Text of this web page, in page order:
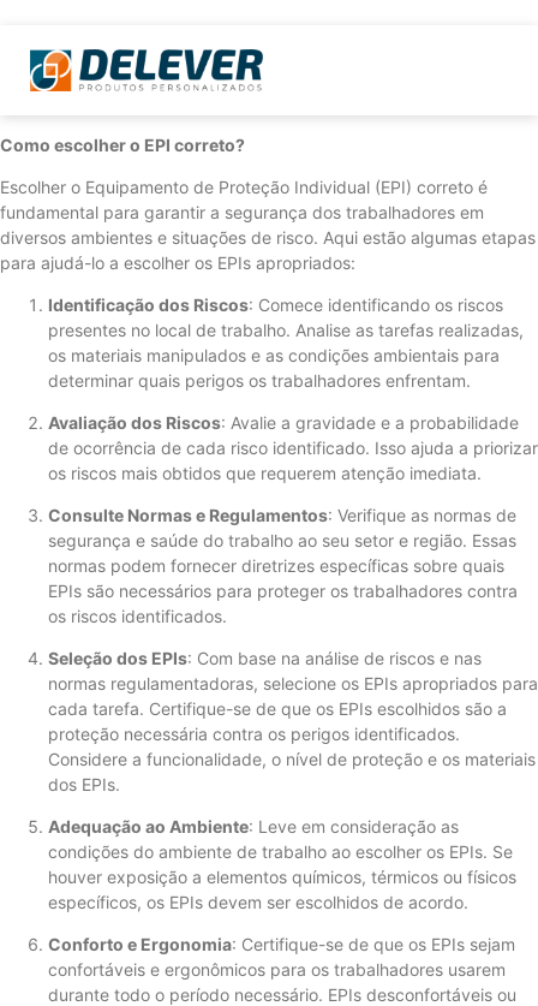
Como escolher o EPI correto?
Escolher o Equipamento de Proteção Individual (EPI) correto é
fundamental para garantir a segurança dos trabalhadores em
diversos ambientes e situações de risco. Aqui estão algumas etapas
para ajudá-lo a escolher os EPIs apropriados:
Identificação dos Riscos: Comece identificando os riscos
presentes no local de trabalho. Analise as tarefas realizadas,
os materiais manipulados e as condições ambientais para
determinar quais perigos os trabalhadores enfrentam.
Avaliação dos Riscos: Avalie a gravidade e a probabilidade
de ocorrência de cada risco identificado. Isso ajuda a priorizar
os riscos mais obtidos que requerem atenção imediata.
Consulte Normas e Regulamentos: Verifique as normas de
segurança e saúde do trabalho ao seu setor e região. Essas
normas podem fornecer diretrizes específicas sobre quais
EPIs são necessários para proteger os trabalhadores contra
os riscos identificados.
Seleção dos EPIs: Com base na análise de riscos e nas
normas regulamentadoras, selecione os EPIs apropriados para
cada tarefa. Certifique-se de que os EPIs escolhidos são a
proteção necessária contra os perigos identificados.
Considere a funcionalidade, o nível de proteção e os materiais
dos EPIs.
Adequação ao Ambiente: Leve em consideração as
condições do ambiente de trabalho ao escolher os EPIs. Se
houver exposição a elementos químicos, térmicos ou físicos
específicos, os EPIs devem ser escolhidos de acordo.
Conforto e Ergonomia: Certifique-se de que os EPIs sejam
confortáveis ​​e ergonômicos para os trabalhadores usarem
durante todo o período necessário. EPIs desconfortáveis ​​ou